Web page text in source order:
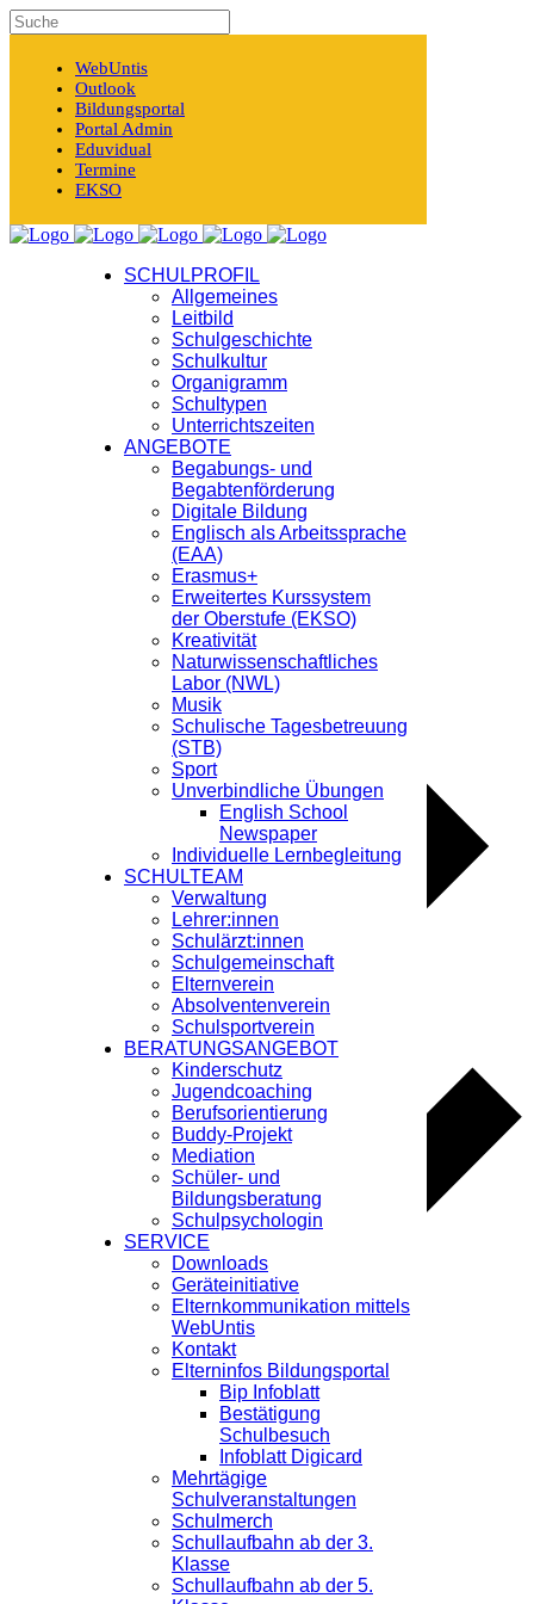
WebUntis
Outlook
Bildungsportal
Portal Admin
Eduvidual
Termine
EKSO
SCHULPROFIL
Allgemeines
Leitbild
Schulgeschichte
Schulkultur
Organigramm
Schultypen
Unterrichtszeiten
ANGEBOTE
Begabungs- und
Begabtenförderung
Digitale Bildung
Englisch als Arbeitssprache
(EAA)
Erasmus+
Erweitertes Kurssystem
der Oberstufe (EKSO)
Kreativität
Naturwissenschaftliches
Labor (NWL)
Musik
Schulische Tagesbetreuung
(STB)
Sport
Unverbindliche Übungen
English School
Newspaper
Individuelle Lernbegleitung
SCHULTEAM
Verwaltung
Lehrer:innen
Schulärzt:innen
Schulgemeinschaft
Elternverein
Absolventenverein
Schulsportverein
BERATUNGSANGEBOT
Kinderschutz
Jugendcoaching
Berufsorientierung
Buddy-Projekt
Mediation
Schüler- und
Bildungsberatung
Schulpsychologin
SERVICE
Downloads
Geräteinitiative
Elternkommunikation mittels
WebUntis
Kontakt
Elterninfos Bildungsportal
Bip Infoblatt
Bestätigung
Schulbesuch
Infoblatt Digicard
Mehrtägige
Schulveranstaltungen
Schulmerch
Schullaufbahn ab der 3.
Klasse
Schullaufbahn ab der 5.
« Alle Veranstaltungen
Diese Veranstaltung hat bereits stattgefunden.
EAA-Nachmittag der 3ew
31. Mai 2023 @ 13:40-17:00
EAA-Kompetenzcheck
Workshop Suchtprävention der 4cw»
Zum Kalender hinzufügen
Outlook 365